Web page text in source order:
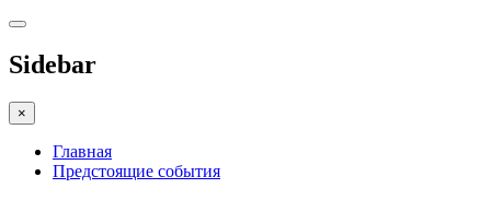
Sidebar
×
Главная
Предстоящие события